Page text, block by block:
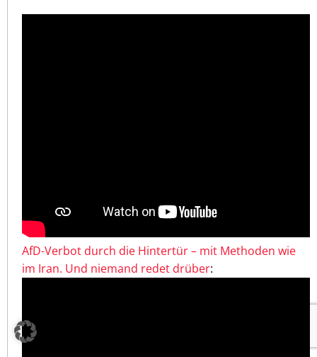
AfD-Verbot durch die Hintertür – mit Methoden wie
im Iran. Und niemand redet drüber: